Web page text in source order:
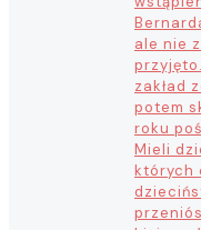
ale nie
zakład
potem
roku
Mieli
których